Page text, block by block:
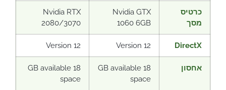
כרטיס
מסך
Nvidia GTX
1060 6GB
Nvidia RTX
2080/3070
DirectX
Version 12
Version 12
אחסון
18 GB available
space
18 GB available
space